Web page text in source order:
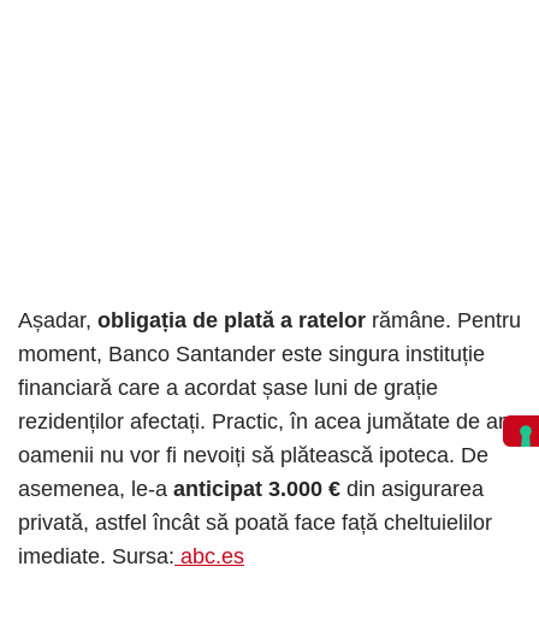
Așadar, obligația de plată a ratelor rămâne. Pentru
moment, Banco Santander este singura instituție
financiară care a acordat șase luni de grație
rezidenților afectați. Practic, în ​​acea jumătate de an
oamenii nu vor fi nevoiți să plătească ipoteca. De
asemenea, le-a anticipat 3.000 € din asigurarea
privată, astfel încât să poată face față cheltuielilor
imediate. Sursa: abc.es